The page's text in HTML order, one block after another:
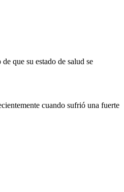
que su estado de salud se
cuando sufrió una fuerte